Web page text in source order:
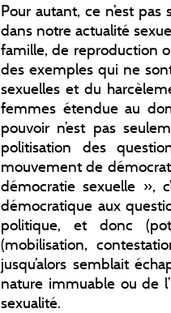
Pour autant, ce n’est
dans notre actualité
famille, de reproduction
des exemples qui ne
sexuelles et du
femmes étendue au
pouvoir n’est pas
politisation des
mouvement de
démocratie sexuelle »,
démocratique aux
politique, et donc
(mobilisation,
jusqu’alors semblait
nature immuable ou de
sexualité.